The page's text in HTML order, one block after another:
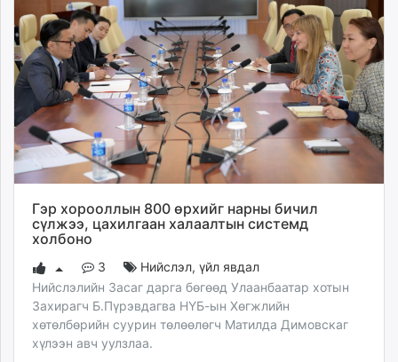
dorgio.mn
Gogo.mn
caak.mn
news.mn
zindaa.mn
Baabar.mn
tovch.mn
ikon.mn
mnb.mn
Livetv.mn
Eguur.mn
shuud.mn
eagle.mn
ergelt.mn
zarig.mn
Гэр хорооллын 800 өрхийг нарны бичил
сүлжээ, цахилгаан халаалтын системд
холбоно
3 Нийслэл,үйл явдал
Нийслэлийн Засаг дарга бөгөөд Улаанбаатар хотын
Захирагч Б.Пүрэвдагва НҮБ-ын Хөгжлийн
хөтөлбөрийн суурин төлөөлөгч Матилда Димовскаг
хүлээн авч уулзлаа.